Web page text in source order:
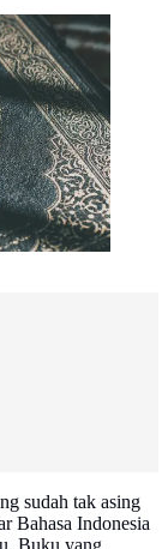
sudah tak asing
Bahasa Indonesia